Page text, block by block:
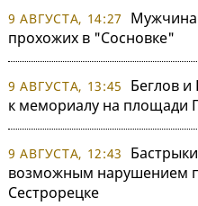
9 АВГУСТА, 14:27
Мужчина
прохожих в "Сосновке"
9 АВГУСТА, 13:45
Беглов
к мемориалу на площади
9 АВГУСТА, 12:43
возможным нарушением
Сестрорецке